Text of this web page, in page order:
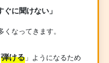
ぐに聞けない」
なってきます。
弾ける」ようになるため